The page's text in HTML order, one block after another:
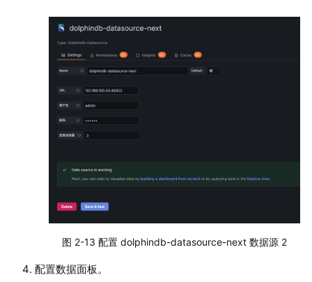
图 2-13 配置 dolphindb-datasource-next 数据源 2
配置数据面板。